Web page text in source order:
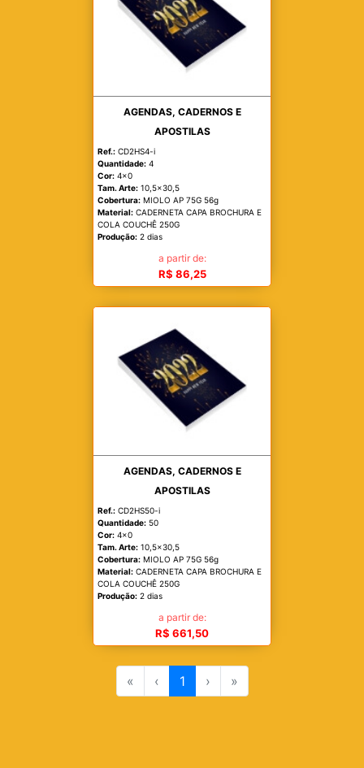
AGENDAS, CADERNOS E
APOSTILAS
Ref.: CD2HS4-i
Quantidade: 4
Cor: 4x0
Tam. Arte: 10,5x30,5
Cobertura: MIOLO AP 75G 56g
Material: CADERNETA CAPA BROCHURA E
COLA COUCHÊ 250G
Produção: 2 dias
a partir de:
R$ 86,25
AGENDAS, CADERNOS E
APOSTILAS
Ref.: CD2HS50-i
Quantidade: 50
Cor: 4x0
Tam. Arte: 10,5x30,5
Cobertura: MIOLO AP 75G 56g
Material: CADERNETA CAPA BROCHURA E
COLA COUCHÊ 250G
Produção: 2 dias
a partir de:
R$ 661,50
« ‹ 1 › »